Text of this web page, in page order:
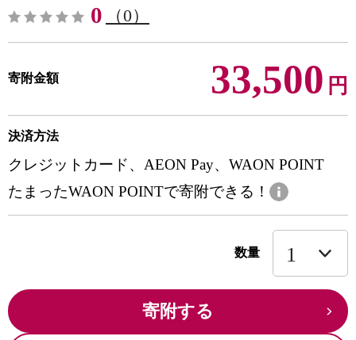
0 （0）
寄附金額 33,500 円
決済方法
クレジットカード、AEON Pay、WAON POINT
たまったWAON POINTで寄附できる！
数量
寄附する